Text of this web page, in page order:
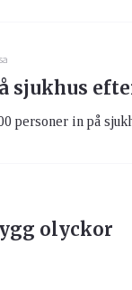
sjukhus
personer in på
olyckor